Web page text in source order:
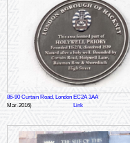
86-90 Curtain Road, London EC2A 3AA
Mar-2016)
Link